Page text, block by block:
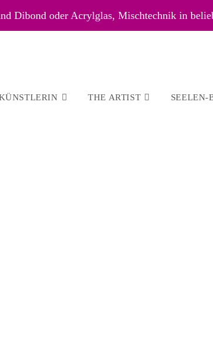
Dibond oder Acrylglas, Mischtechnik in
THE ARTIST SEELEN-